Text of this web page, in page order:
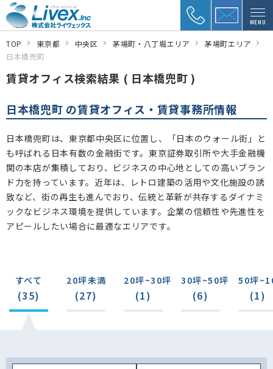
MENU
TOP 東京都 中央区 茅場町・八丁堀エリア
茅場町エリア
日本橋兜町
賃貸オフィス検索結果 ( 日本橋兜町 )
日本橋兜町 の賃貸オフィス・賃貸事務所情報
日本橋兜町は、東京都中央区に位置し、「日本のウォール街」と
も呼ばれる日本有数の金融街です。東京証券取引所や大手金融機
関の本店が集積しており、ビジネスの中心地としての高いブラン
ド力を持っています。近年は、レトロ建築の活用や文化施設の誘
致など、街の再生も進んでおり、伝統と革新が共存するダイナミ
ックなビジネス環境を提供しています。企業の信頼性や先進性を
アピールしたい場合に最適なエリアです。
すべて
(35)
20坪未満
(27)
20坪~30坪
(1)
30坪~50坪
(6)
50坪
(1)